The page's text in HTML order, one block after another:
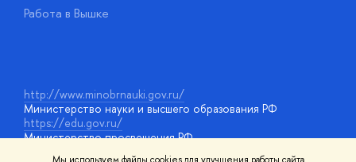
Работа в Вышке
http://www.minobrnauki.gov.ru/
Министерство науки и высшего образования РФ
https://edu.gov.ru/
Министерство просвещения РФ
https://elearning.hse.ru/mooc